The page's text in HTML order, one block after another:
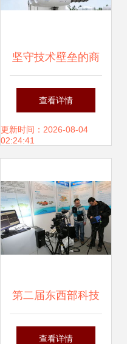
坚守技术壁垒的商
业抉择 拒绝转让背
后的战略考量
查看详情
更新时间：2026-08-04
02:24:41
第二届东西部科技
成果与专利技术转
查看详情